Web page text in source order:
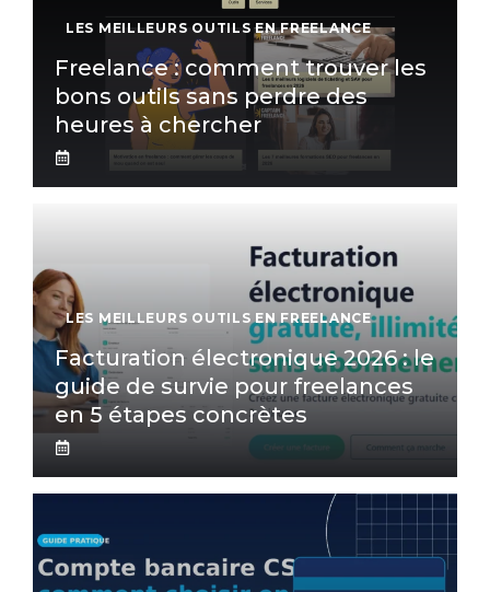
LES MEILLEURS OUTILS EN FREELANCE
Freelance : comment trouver les
bons outils sans perdre des
heures à chercher
LES MEILLEURS OUTILS EN FREELANCE
Facturation électronique 2026 : le
guide de survie pour freelances
en 5 étapes concrètes